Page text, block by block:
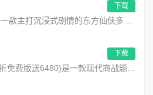
下载
下载